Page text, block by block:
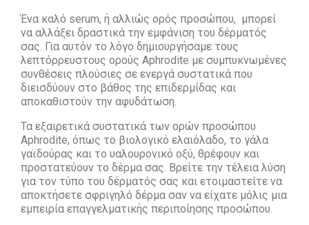
Ένα καλό serum, ή αλλιώς ορός προσώπου, μπορεί
να αλλάξει δραστικά την εμφάνιση του δέρματός
σας. Για αυτόν το λόγο δημιουργήσαμε τους
λεπτόρρευστους ορούς Aphrodite με συμπυκνωμένες
συνθέσεις πλούσιες σε ενεργά συστατικά που
διεισδύουν στο βάθος της επιδερμίδας και
αποκαθιστούν την αφυδάτωση.
Τα εξαιρετικά συστατικά των ορών προσώπου
Aphrodite, όπως το βιολογικό ελαιόλαδο, το γάλα
γαϊδούρας και το υαλουρονικό οξύ, θρέφουν και
προστατεύουν το δέρμα σας. Βρείτε την τέλεια λύση
για τον τύπο του δέρματός σας και ετοιμαστείτε να
αποκτήσετε σφριγηλό δέρμα σαν να είχατε μόλις μια
εμπειρία επαγγελματικής περιποίησης προσώπου.